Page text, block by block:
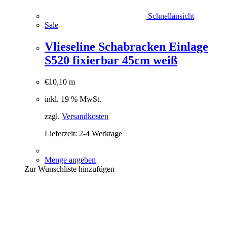
Schnellansicht
Sale
Vlieseline Schabracken Einlage
S520 fixierbar 45cm weiß
€10,10 m
inkl. 19 % MwSt.
zzgl. Versandkosten
Lieferzeit: 2-4 Werktage
Menge angeben
Zur Wunschliste hinzufügen